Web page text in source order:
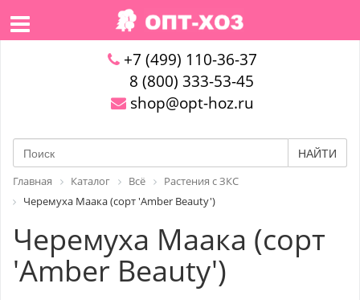
+7 (499) 110-36-37
8 (800) 333-53-45
shop@opt-hoz.ru
НАЙТИ
Главная Каталог Всё
Растения с ЗКС
Черемуха Маака (сорт 'Amber Beauty')
Черемуха Маака (сорт
'Amber Beauty')